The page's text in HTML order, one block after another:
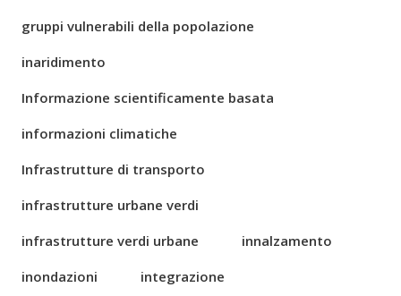
gruppi vulnerabili della popolazione
inaridimento
Informazione scientificamente basata
informazioni climatiche
Infrastrutture di transporto
infrastrutture urbane verdi
infrastrutture verdi urbane
innalzamento
inondazioni
integrazione